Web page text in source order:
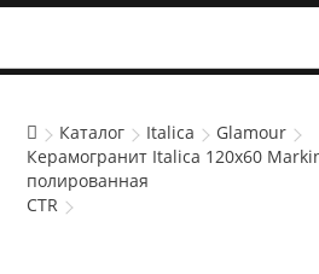
Каталог Italica
Glamour
Керамогранит Italica 120x60
полированная
CTR